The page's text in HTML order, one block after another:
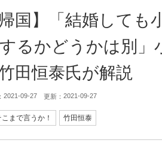
国】「結婚しても
るかどうかは別」
田恒泰氏が解説
2021-09-27 更新： 2021-09-27
まで言うか！ 竹田恒泰